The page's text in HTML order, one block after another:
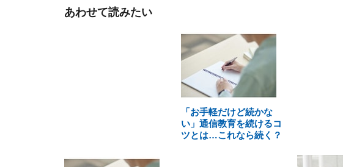
あわせて読みたい
「お手軽だけど続かな
い」通信教育を続けるコ
ツとは…これなら続く？